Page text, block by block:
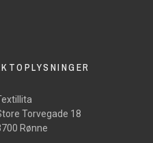
Torvegade 18
Rønne